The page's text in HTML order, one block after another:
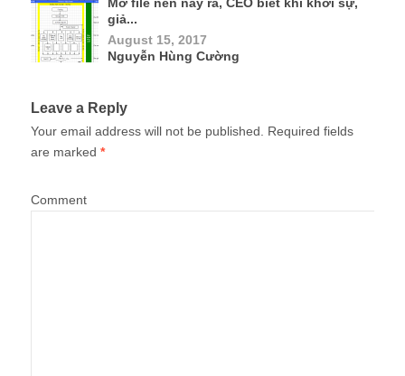
giả...
August 15, 2017
Nguyễn Hùng Cường
Leave a Reply
Your email address will not be published.
Required fields
are marked *
Comment